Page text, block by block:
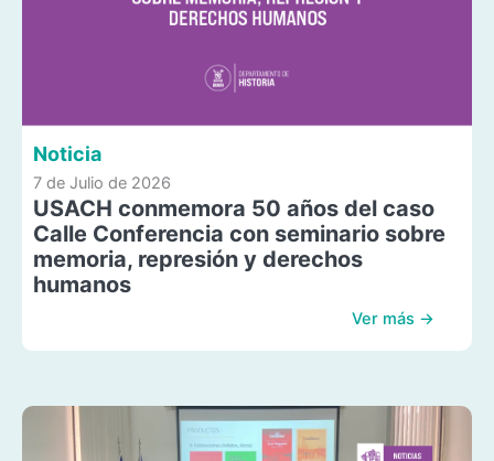
Noticia
7 de Julio de 2026
USACH conmemora 50 años del caso
Calle Conferencia con seminario sobre
memoria, represión y derechos
humanos
Ver más →